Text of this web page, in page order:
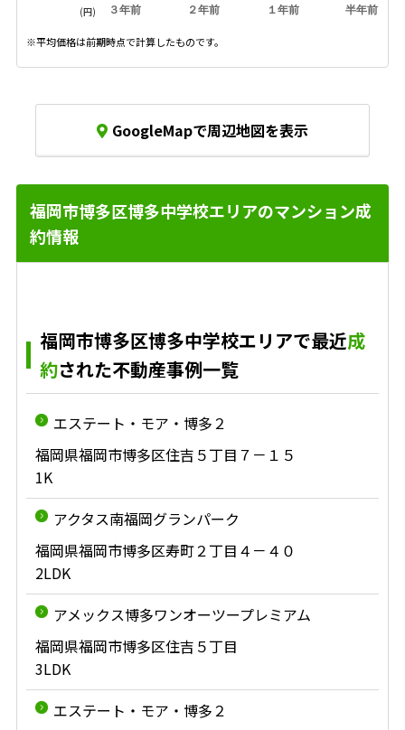
３年前 ２年前 １年前 半年前
(円)
※平均価格は前期時点で計算したものです。
GoogleMapで周辺地図を表示
福岡市博多区博多中学校エリアのマンション成
約情報
福岡市博多区博多中学校エリアで最近成
約された不動産事例一覧
エステート・モア・博多２
福岡県福岡市博多区住吉５丁目７－１５
1K
アクタス南福岡グランパーク
福岡県福岡市博多区寿町２丁目４－４０
2LDK
アメックス博多ワンオーツープレミアム
福岡県福岡市博多区住吉５丁目
3LDK
エステート・モア・博多２